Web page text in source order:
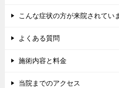
こんな症状の方が来院されてい
よくある質問
施術内容と料金
当院までのアクセス